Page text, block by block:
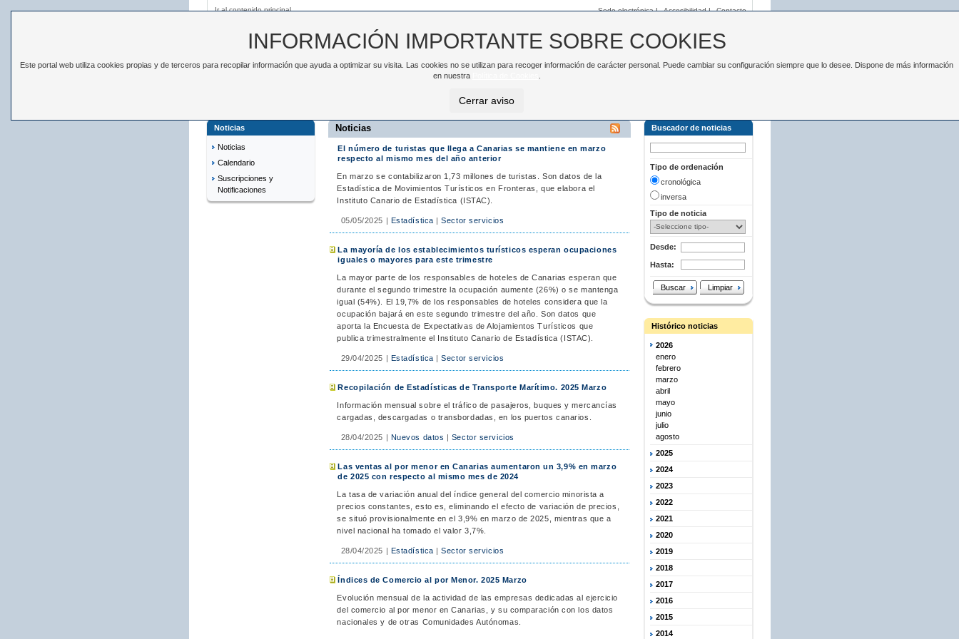
Ir al contenido principal Sede electrónica | Accesibilidad | Contacto
ESTADÍSTICAS EL ISTAC NOTICIAS DATOS ABIERTOS
Noticias
El número de turistas que llega a Canarias se mantiene en marzo
respecto al mismo mes del año anterior
En marzo se contabilizaron 1,73 millones de turistas. Son datos de la
Estadística de Movimientos Turísticos en Fronteras, que elabora el
Instituto Canario de Estadística (ISTAC).
05/05/2025 | Estadística |Sector servicios
La mayoría de los establecimientos turísticos esperan ocupaciones
iguales o mayores para este trimestre
La mayor parte de los responsables de hoteles de Canarias esperan que
durante el segundo trimestre la ocupación aumente (26%) o se mantenga
igual (54%). El 19,7% de los responsables de hoteles considera que la
ocupación bajará en este segundo trimestre del año. Son datos que
aporta la Encuesta de Expectativas de Alojamientos Turísticos que
publica trimestralmente el Instituto Canario de Estadística (ISTAC).
29/04/2025 | Estadística |Sector servicios
Recopilación de Estadísticas de Transporte Marítimo. 2025 Marzo
Información mensual sobre el tráfico de pasajeros, buques y mercancías
cargadas, descargadas o transbordadas, en los puertos canarios.
28/04/2025 | Nuevos datos | Sector servicios
Las ventas al por menor en Canarias aumentaron un 3,9% en marzo
de 2025 con respecto al mismo mes de 2024
La tasa de variación anual del índice general del comercio minorista a
precios constantes, esto es, eliminando el efecto de variación de precios,
se situó provisionalmente en el 3,9% en marzo de 2025, mientras que a
nivel nacional ha tomado el valor 3,7%.
28/04/2025 | Estadística |Sector servicios
Índices de Comercio al por Menor. 2025 Marzo
Evolución mensual de la actividad de las empresas dedicadas al ejercicio
del comercio al por menor en Canarias, y su comparación con los datos
nacionales y de otras Comunidades Autónomas.
Noticias
Noticias
Calendario
Suscripciones y
Notificaciones
Buscador de noticias
Tipo de ordenación
cronológica
inversa
Tipo de noticia
Desde:
Hasta:
Buscar Limpiar
Histórico noticias
2026
enero
febrero
marzo
abril
mayo
junio
julio
agosto
2025
2024
2023
2022
2021
2020
2019
2018
2017
2016
2015
2014
INFORMACIÓN IMPORTANTE SOBRE COOKIES
Este portal web utiliza cookies propias y de terceros para recopilar información que ayuda a optimizar su visita. Las cookies no se utilizan para recoger información de carácter personal. Puede cambiar su configuración siempre que lo desee. Dispone de más información
en nuestra
Cerrar aviso